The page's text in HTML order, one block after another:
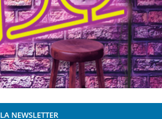
LA NEWSLETTER